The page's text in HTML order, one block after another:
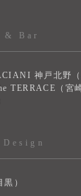
& Bar
神戸北野（
TERRACE（宮
）